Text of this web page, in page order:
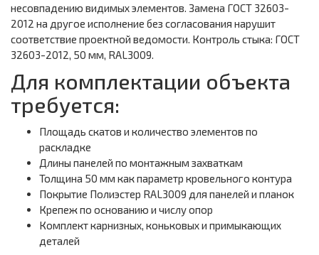
несовпадению видимых элементов. Замена ГОСТ 32603-
2012 на другое исполнение без согласования нарушит
соответствие проектной ведомости. Контроль стыка: ГОСТ
32603-2012, 50 мм, RAL3009.
Для комплектации объекта
требуется:
Площадь скатов и количество элементов по
раскладке
Длины панелей по монтажным захваткам
Толщина 50 мм как параметр кровельного контура
Покрытие Полиэстер RAL3009 для панелей и планок
Крепеж по основанию и числу опор
Комплект карнизных, коньковых и примыкающих
деталей